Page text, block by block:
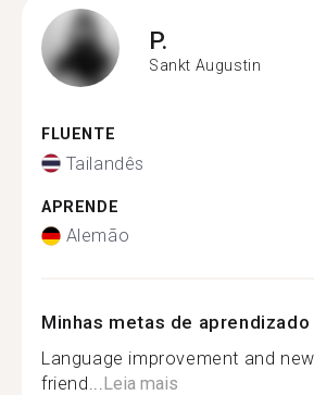
P.
Sankt Augustin
FLUENTE
Tailandês
APRENDE
Alemão
Minhas metas de aprendizado
Language improvement and
friend...Leia mais